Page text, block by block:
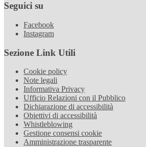
Seguici su
Facebook
Instagram
Sezione Link Utili
Cookie policy
Note legali
Informativa Privacy
Ufficio Relazioni con il Pubblico
Dichiarazione di accessibilità
Obiettivi di accessibilità
Whistleblowing
Gestione consensi cookie
Amministrazione trasparente